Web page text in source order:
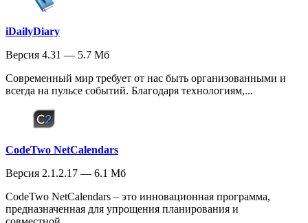
iDailyDiary
Версия 4.31 — 5.7 Мб
Современный мир требует от нас быть организованными и
всегда на пульсе событий. Благодаря технологиям,...
CodeTwo NetCalendars
Версия 2.1.2.17 — 6.1 Мб
CodeTwo NetCalendars – это инновационная программа,
предназначенная для упрощения планирования и